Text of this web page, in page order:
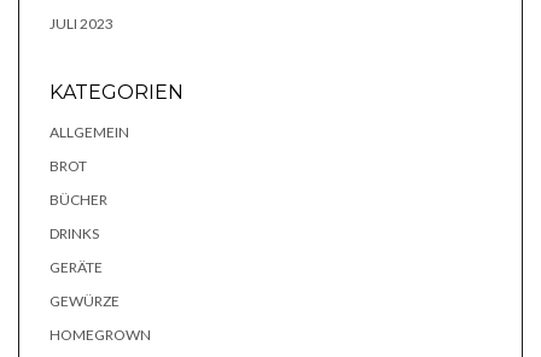
JULI 2023
KATEGORIEN
ALLGEMEIN
BROT
BÜCHER
DRINKS
GERÄTE
GEWÜRZE
HOMEGROWN